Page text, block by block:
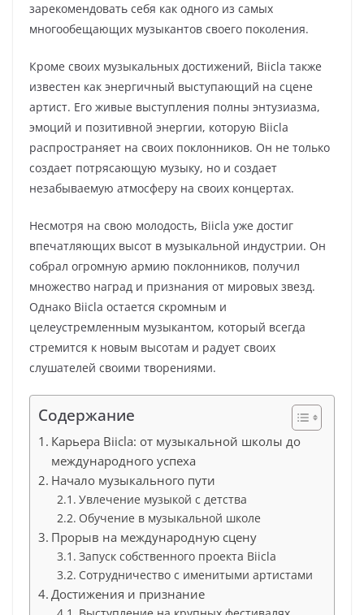
зарекомендовать себя как одного из самых
многообещающих музыкантов своего поколения.
Кроме своих музыкальных достижений, Biicla также
известен как энергичный выступающий на сцене
артист. Его живые выступления полны энтузиазма,
эмоций и позитивной энергии, которую Biicla
распространяет на своих поклонников. Он не только
создает потрясающую музыку, но и создает
незабываемую атмосферу на своих концертах.
Несмотря на свою молодость, Biicla уже достиг
впечатляющих высот в музыкальной индустрии. Он
собрал огромную армию поклонников, получил
множество наград и признания от мировых звезд.
Однако Biicla остается скромным и
целеустремленным музыкантом, который всегда
стремится к новым высотам и радует своих
слушателей своими творениями.
Содержание
Карьера Biicla: от музыкальной школы до
международного успеха
Начало музыкального пути
Увлечение музыкой с детства
Обучение в музыкальной школе
Прорыв на международную сцену
Запуск собственного проекта Biicla
Сотрудничество с именитыми артистами
Достижения и признание